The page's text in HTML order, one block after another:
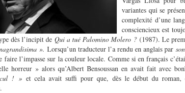
variantes qui se
complexité d’une
consciencieux est
dès l’incipit de Qui a tué Palomino Molero ? (1987).
». Lorsqu’un traducteur l’a rendu en anglais par
faire l’impasse sur la couleur locale. Comme si en français
horreur » alors qu’Albert Bensoussan en avait fait avec
cul ! » et cela avait suffi pour que, dès le début du